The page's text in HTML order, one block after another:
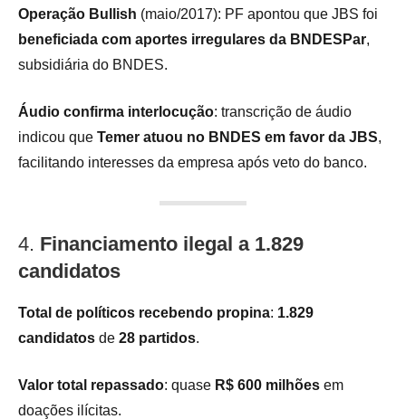
Operação Bullish (maio/2017): PF apontou que JBS foi
beneficiada com aportes irregulares da BNDESPar,
subsidiária do BNDES.
Áudio confirma interlocução: transcrição de áudio
indicou que Temer atuou no BNDES em favor da JBS,
facilitando interesses da empresa após veto do banco.
4. Financiamento ilegal a 1.829
candidatos
Total de políticos recebendo propina: 1.829
candidatos de 28 partidos.
Valor total repassado: quase R$ 600 milhões em
doações ilícitas.